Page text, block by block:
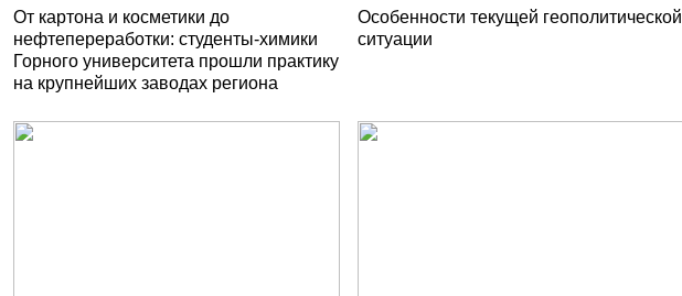
От картона и косметики до
нефтепереработки: студенты-химики
Горного университета прошли практику
на крупнейших заводах региона
Особенности текущей геополитической
ситуации